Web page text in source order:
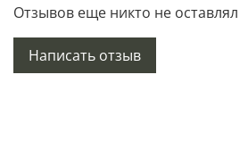
Отзывов еще никто не оставлял
Написать отзыв